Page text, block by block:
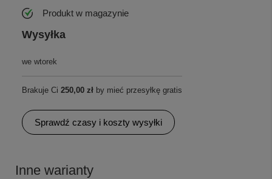
Produkt w magazynie
Wysyłka
we wtorek
Brakuje Ci 250,00 zł by mieć przesyłkę gratis
Sprawdź czasy i koszty wysyłki
Inne warianty